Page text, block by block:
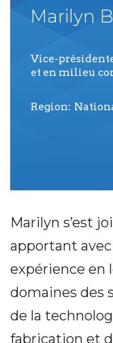
Marilyn
Vice-
et en milieu
Region
Marilyn s’est
apportant
expérience en
domaines des
de la
fabrication et